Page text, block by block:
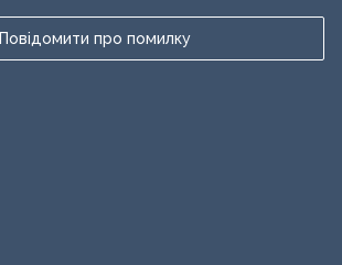
Повідомити про помилку